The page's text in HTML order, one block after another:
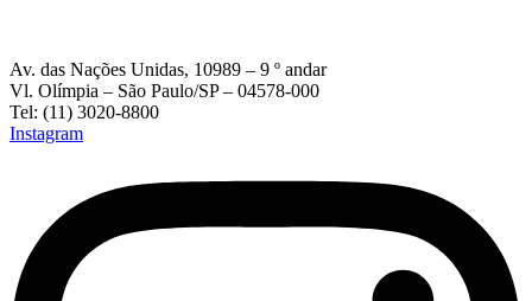
Av. das Nações Unidas, 10989 – 9 º andar
Vl. Olímpia – São Paulo/SP – 04578-000
Tel: (11) 3020-8800
Instagram